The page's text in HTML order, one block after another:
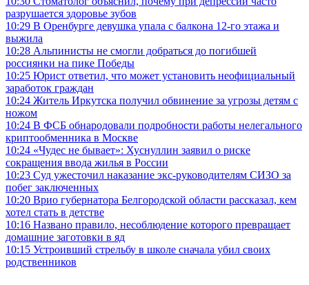
разрушается здоровье зубов
10:29 В Оренбурге девушка упала с балкона 12-го этажа и
выжила
10:28 Альпинисты не смогли добраться до погибшей
россиянки на пике Победы
10:25 Юрист ответил, что может установить неофициальный
заработок граждан
10:24 Житель Иркутска получил обвинение за угрозы детям с
ножом
10:24 В ФСБ обнародовали подробности работы нелегального
криптообменника в Москве
10:24 «Чудес не бывает»: Хуснуллин заявил о риске
сокращения ввода жилья в России
10:23 Суд ужесточил наказание экс-руководителям СИЗО за
побег заключенных
10:20 Врио губернатора Белгородской области рассказал, кем
хотел стать в детстве
10:16 Названо правило, несоблюдение которого превращает
домашние заготовки в яд
10:15 Устроивший стрельбу в школе сначала убил своих
родственников